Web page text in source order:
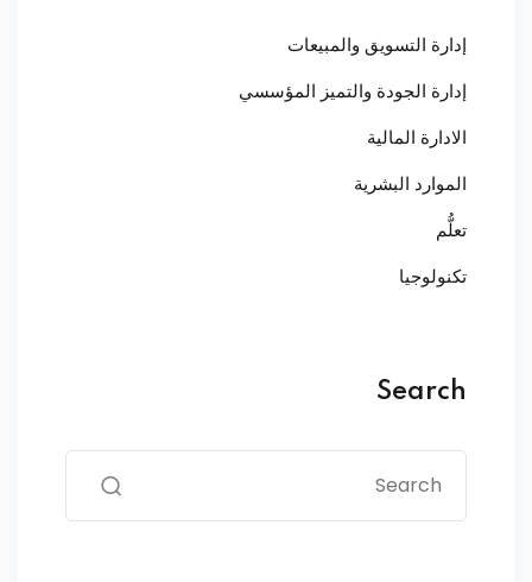
إدارة التسويق والمبيعات
إدارة الجودة والتميز المؤسسي
الادارة المالية
الموارد البشرية
تعلُّم
تكنولوجيا
Search